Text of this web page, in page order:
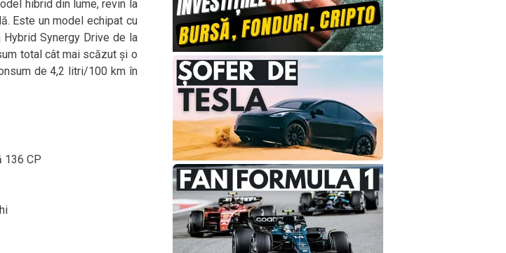
hibrid din lume, revin la
Este un model echipat cu
Synergy Drive de la
total cât mai scăzut și o
de 4,2 litri/100 km în
136 CP